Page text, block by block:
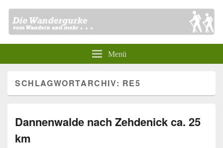
Menü
SCHLAGWORTARCHIV: RE5
Dannenwalde nach Zehdenick ca. 25
km